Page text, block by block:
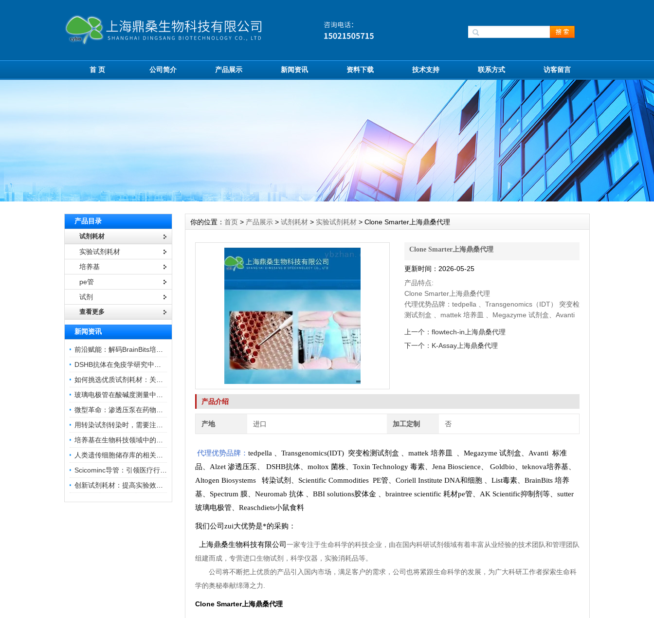
首 页 公司简介 产品展示 新闻资讯 资料下载 技术支持 联系方式 访客留言
产品目录
试剂耗材
实验试剂耗材
培养基
pe管
试剂
查看更多
新闻资讯
你的位置： 首页 > 产品展示 > 试剂耗材 > 实验试剂耗材 > Clone Smarter上海鼎桑代理
Clone Smarter上海鼎桑代理
更新时间：2026-05-25
产品特点:
Clone Smarter上海鼎桑代理
代理优势品牌：tedpella 、Transgenomics（IDT） 突变检
测试剂盒 、mattek 培养皿 、Megazyme 试剂盒、Avanti
Toxin Technology 毒素
上一个： flowtech-in上海鼎桑代理
下一个： K-Assay上海鼎桑代理
产品介绍
产地 进口 加工定制 否
代理优势品牌： tedpella Transgenomics(IDT) 突变检测试剂盒 mattek 培养皿 Megazyme 试剂盒
Avanti 标准
品
Alzet 渗透压泵 DSHB抗体 moltox 菌株 Toxin Technology 毒素、 Jena Bioscience Goldbio teknova培养基
Altogen Biosystems 转染试剂
Scientific Commodities PE管 Coriell Institute DNA和细胞 List毒素、 BrainBits 培养
基
Spectrum 膜 Neuromab 抗体 BBI solutions胶体金 braintree scientific 耗材pe管 AK Scientific抑制剂等、 sutter
玻璃电极管
Reaschdiets小鼠食料
我们公司zui大优势是*的采购 ：
上海鼎桑生物科技有限公司 一家专注于生命科学的科技企业，由在国内科研试剂领域有着丰富从业经验的技术团队和管理团队
组建而成，专营进口生物试剂，科学仪器，实验消耗品等。
公司将不断把上优质的产品引入国内市场，满足客户的需求，公司也将紧跟生命科学的发展，为广大科研工作者探索生命科
学的奥秘奉献绵薄之力.
Clone Smarter上海鼎桑代理